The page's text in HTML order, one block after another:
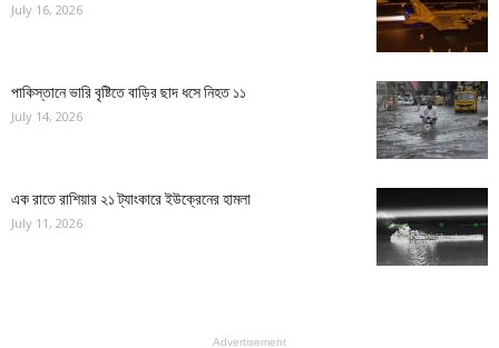
July 16, 2026
পাকিস্তানে ভারি বৃষ্টিতে বাড়ির ছাদ ধসে নিহত ১১
July 14, 2026
এক রাতে রাশিয়ার ২১ ট্যাংকারে ইউক্রেনের হামলা
July 11, 2026
Advertisement